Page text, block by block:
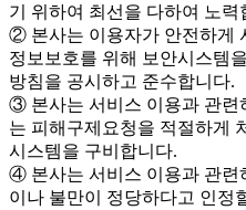
기 위하여 최선을 다하여 노력
② 본사는 이용자가 안전하게
정보보호를 위해 보안시스템
방침을 공시하고 준수합니다.
③ 본사는 서비스 이용과 관련
는 피해구제요청을 적절하게
시스템을 구비합니다.
④ 본사는 서비스 이용과 관련
이나 불만이 정당하다고 인정